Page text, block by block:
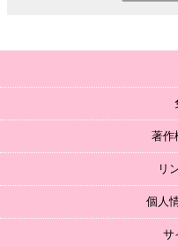
著作
リ
個人
サ